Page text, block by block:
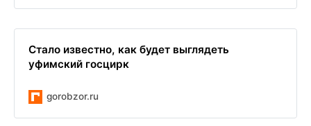
Стало известно, как будет выглядеть
уфимский госцирк
gorobzor.ru